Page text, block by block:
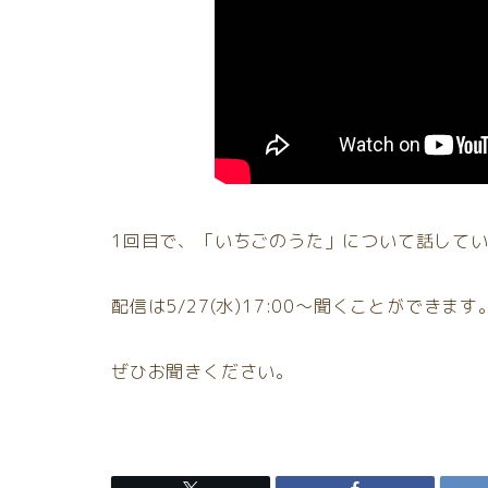
1回目で、「いちごのうた」について話してい
配信は5/27(水)17:00〜聞くことができます。
ぜひお聞きください。